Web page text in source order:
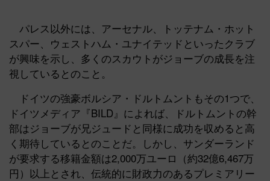
パレス以外には、アーセナル、トッテナム・ホット
スパー、ウェストハム・ユナイテッドといったクラブ
が興味を示し、多くのスカウトがジョーブの成長を注
視しているとのこと。
ドイツの強豪ボルシア・ドルトムントもその1つで、
ドイツメディア『BILD』によれば、ドルトムントの幹
部はジョーブが兄ジュードと同様に成功を収めると高
く期待しているとのことだ。しかし、サンダーランド
が要求する移籍金額は2,000万ユーロ（約32億6,467万
円）以上とされ、伝統的に財政力のあるプレミアリー